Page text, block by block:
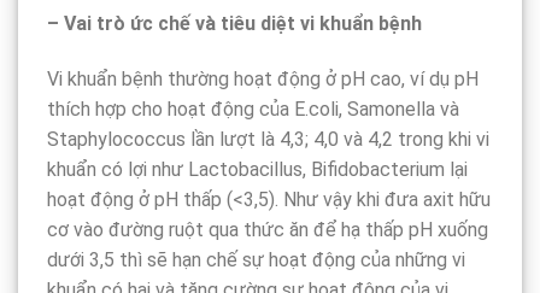
– Vai trò ức chế và tiêu diệt vi khuẩn bệnh
Vi khuẩn bệnh thường hoạt động ở pH cao, ví dụ pH
thích hợp cho hoạt động của E.coli, Samonella và
Staphylococcus lần lượt là 4,3; 4,0 và 4,2 trong khi vi
khuẩn có lợi như Lactobacillus, Bifidobacterium lại
hoạt động ở pH thấp (<3,5). Như vậy khi đưa axit hữu
cơ vào đường ruột qua thức ăn để hạ thấp pH xuống
dưới 3,5 thì sẽ hạn chế sự hoạt động của những vi